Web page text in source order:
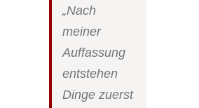
„Nach
meiner
Auffassung
entstehen
Dinge zuerst